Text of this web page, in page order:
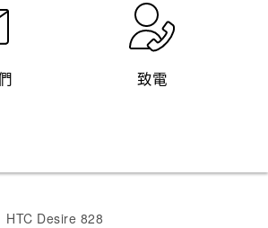
致電
HTC Desire 828‎